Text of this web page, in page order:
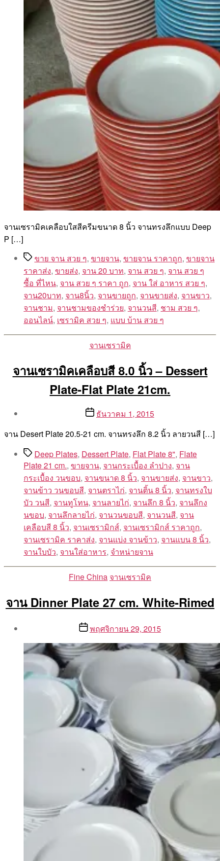
จานเซรามิคเคลือบใสสีครีมขนาด 8 นิ้ว จานทรงลึกแบบ Deep
P […]
Tagsขาย จาน สวย ๆ, ขายจาน, ขายจาน ราคาถูก, ขายจาน
ราคาส่ง, ขายส่ง, จาน 20 บาท, จาน สวย ๆ, จาน สวย ๆ
ซื้อ ที่ไหน, จาน สวย ๆ ราคา ถูก, จาน ใส่ อาหาร สวย ๆ,
จาน20บาท, จาน8นิ้ว, จานขายถูก, จานขายส่ง, จานขาว,
จานชาม, จานชามของชำร่วย, จานวนสี, ชาม สวย ๆ,
ออนไลน์, เซรามิค สวย ๆ, แบบ บ้าน สวย ๆ
Categories
จานเซรามิค
จานเซรามิคเคลือบสี 8.0 นิ้ว – Dessert
Plate-Flat Plate 21cm.
Aea
Postธันวาคม 1, 2015
จาน Desert Plate 20.5-21 cm. จานทรงลึก 8.2 นิ้ว ลายวนสี […]
TagsDeep Plates, Dessert Plate, Flat Plate 8", Flate
Plate 21 cm., ขายจาน, จานกระเบื้อง ลำปาง, จาน
กระเบื้อง วนขอบ, จานขนาด 8 นิ้ว, จานขายส่ง, จานขาว,
จานข้าว วนขอบสี, จานตราไก่, จานติ้น 8 นิ้ว, จานทรงใบ
บัว วนสี, จานทูโทน, จานลายไก่, จานลึก 8 นิ้ว, จานลึกง
นขอบ, จานลึกลายไก่, จานวนขอบสี, จานวนสี, จาน
เคลือบสี 8 นิ้ว, จานเซรามิกส์, จานเซรามิกส์ ราคาถูก,
จานเซรามิค ราคาส่ง, จานแบ่ง จานข้าว, จานแบน 8 นิ้ว,
จานใบบัว, จานใส่อาหาร, จำหน่ายจาน
Categories
Fine China จานเซรามิค
จาน Dinner Plate 27 cm. White-Rimed
By
Aea
Postพฤศจิกายน 29, 2015